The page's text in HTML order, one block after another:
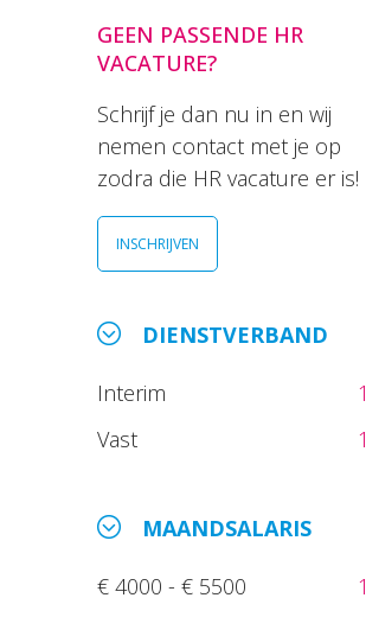
GEEN PASSENDE HR
VACATURE?
Schrijf je dan nu in en wij
nemen contact met je op
zodra die HR vacature er is!
INSCHRIJVEN
DIENSTVERBAND
Interim
1
Vast
1
MAANDSALARIS
€ 4000 - € 5500
1